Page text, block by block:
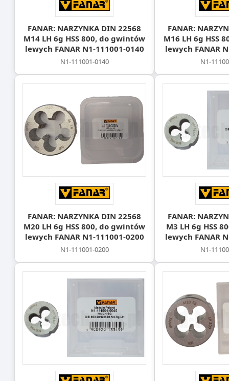
FANAR: NARZYNKA DIN 22568
M14 LH 6g HSS 800, do gwintów
lewych FANAR N1-111001-0140
N1-111001-0140
FANAR:
M16 LH 6g HSS
lewych FANAR
N1-
FANAR: NARZYNKA DIN 22568
M20 LH 6g HSS 800, do gwintów
lewych FANAR N1-111001-0200
N1-111001-0200
FANAR:
M3 LH 6g HSS
lewych FANAR
N1-